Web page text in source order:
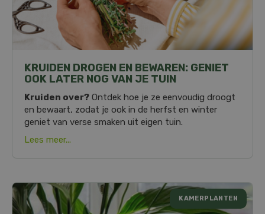
KRUIDEN DROGEN EN BEWAREN: GENIET
OOK LATER NOG VAN JE TUIN
Kruiden over? Ontdek hoe je ze eenvoudig droogt
en bewaart, zodat je ook in de herfst en winter
geniet van verse smaken uit eigen tuin.
Lees meer...
KAMERPLANTEN